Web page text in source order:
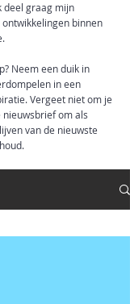
deel graag mijn
binnen
Neem een duik in
in een
Vergeet niet om je
om als
van de nieuwste